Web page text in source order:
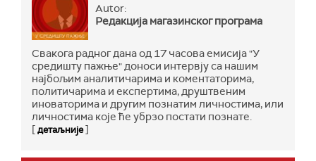
Autor:
Редакција магазинског програма
Свакога радног дана од 17 часова емисија "У
средишту пажње" доноси интервју са нашим
најбољим аналитичарима и коментаторима,
политичарима и експертима, друштвеним
иноваторима и другим познатим личностима, или
личностима које ће убрзо постати познате.
[детаљније]